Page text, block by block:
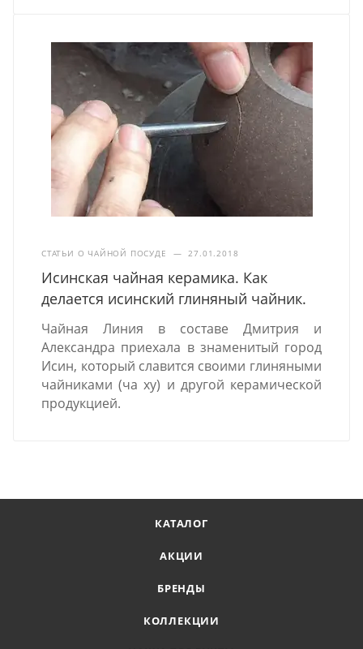
СТАТЬИ О ЧАЙНОЙ ПОСУДЕ — 27.01.2018
Исинская чайная керамика. Как
делается исинский глиняный чайник.
Чайная Линия в составе Дмитрия и
Александра приехала в знаменитый город
Исин, который славится своими глиняными
чайниками (ча ху) и другой керамической
продукцией.
КАТАЛОГ
АКЦИИ
БРЕНДЫ
КОЛЛЕКЦИИ